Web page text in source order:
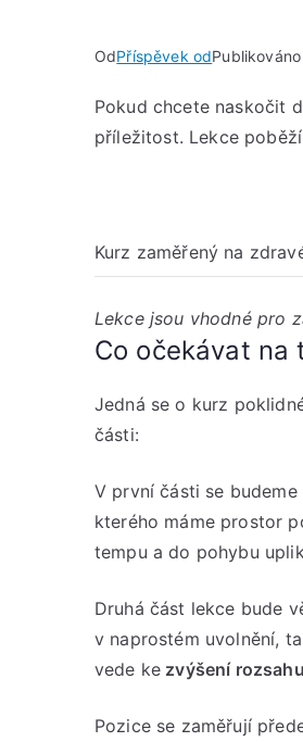
OdPříspěvek od
Pokud chcete naskočit
příležitost. Lekce
Kurz zaměřený na
Lekce jsou vhodné pro
Co očekávat na
Jedná se o kurz
části:
V první části se
kterého máme prostor
tempu a do pohybu
Druhá část lekce bude
v naprostém uvolnění,
vede ke zvýšení
Pozice se zaměřují